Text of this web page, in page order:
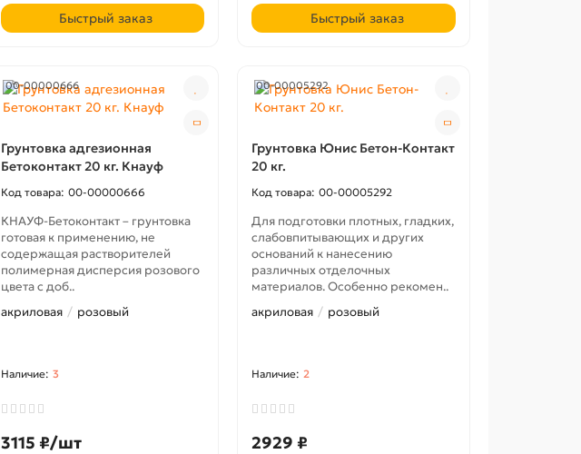
Быстрый заказ Быстрый заказ
00-00000666
Грунтовка адгезионная
Бетоконтакт 20 кг. Кнауф
00-00000666
КНАУФ-Бетоконтакт – грунтовка
готовая к применению, не
содержащая растворителей
полимерная дисперсия розового
цвета с доб..
акриловая
розовый
3
3115 ₽/шт
00-00005292
Грунтовка Юнис Бетон-Контакт
20 кг.
00-00005292
Для подготовки плотных, гладких,
слабовпитывающих и других
оснований к нанесению
различных отделочных
материалов. Особенно рекомен..
акриловая
розовый
2
2929 ₽